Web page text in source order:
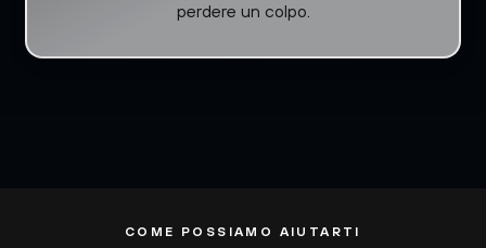
perdere un colpo.
COME POSSIAMO AIUTARTI